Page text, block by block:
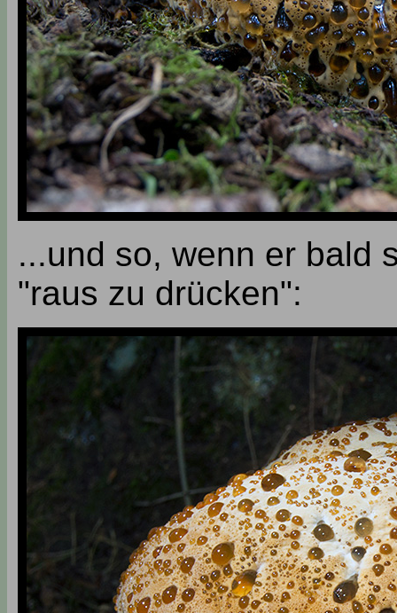
...und so, wenn er bald
"raus zu drücken":